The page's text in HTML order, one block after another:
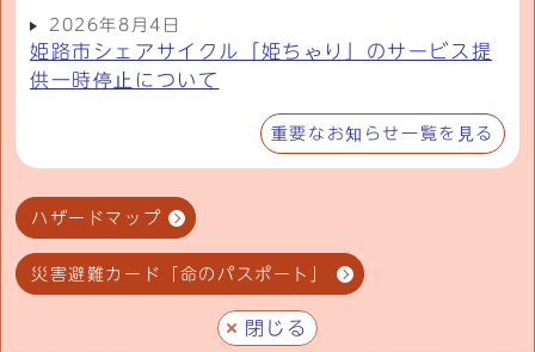
2026年8月4日
姫路市シェアサイクル「姫ちゃり」のサービス提
供一時停止について
重要なお知らせ一覧を見る
ハザードマップ
災害避難カード「命のパスポート」
閉じる